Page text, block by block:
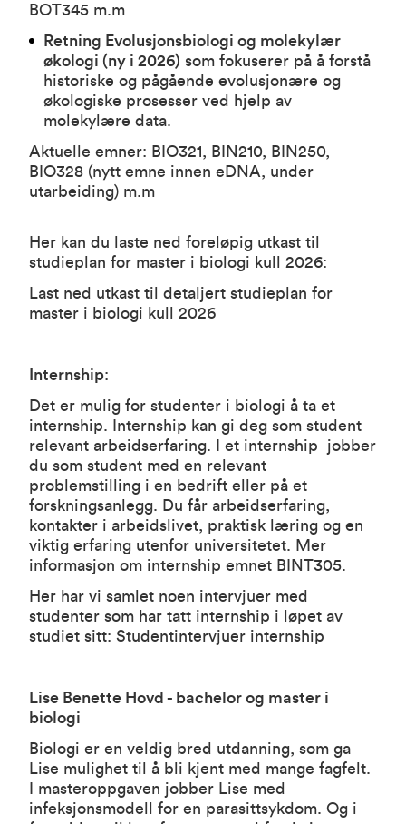
BOT345 m.m
Retning Evolusjonsbiologi og molekylær
økologi (ny i 2026) som fokuserer på å forstå
historiske og pågående evolusjonære og
økologiske prosesser ved hjelp av
molekylære data.
Aktuelle emner: BIO321, BIN210, BIN250,
BIO328 (nytt emne innen eDNA, under
utarbeiding) m.m
Her kan du laste ned foreløpig utkast til
studieplan for master i biologi kull 2026:
Last ned utkast til detaljert studieplan for
master i biologi kull 2026
Internship:
Det er mulig for studenter i biologi å ta et
internship. Internship kan gi deg som student
relevant arbeidserfaring. I et internship jobber
du som student med en relevant
problemstilling i en bedrift eller på et
forskningsanlegg. Du får arbeidserfaring,
kontakter i arbeidslivet, praktisk læring og en
viktig erfaring utenfor universitetet. Mer
informasjon om internship emnet BINT305.
Her har vi samlet noen intervjuer med
studenter som har tatt internship i løpet av
studiet sitt: Studentintervjuer internship
Lise Benette Hovd - bachelor og master i
biologi
Biologi er en veldig bred utdanning, som ga
Lise mulighet til å bli kjent med mange fagfelt.
I masteroppgaven jobber Lise med
infeksjonsmodell for en parasittsykdom. Og i